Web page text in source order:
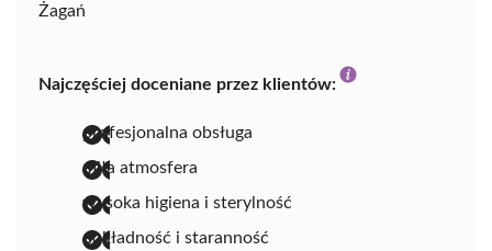
Żagań
Najczęściej doceniane przez klientów:
profesjonalna obsługa
miła atmosfera
wysoka higiena i sterylność
dokładność i staranność